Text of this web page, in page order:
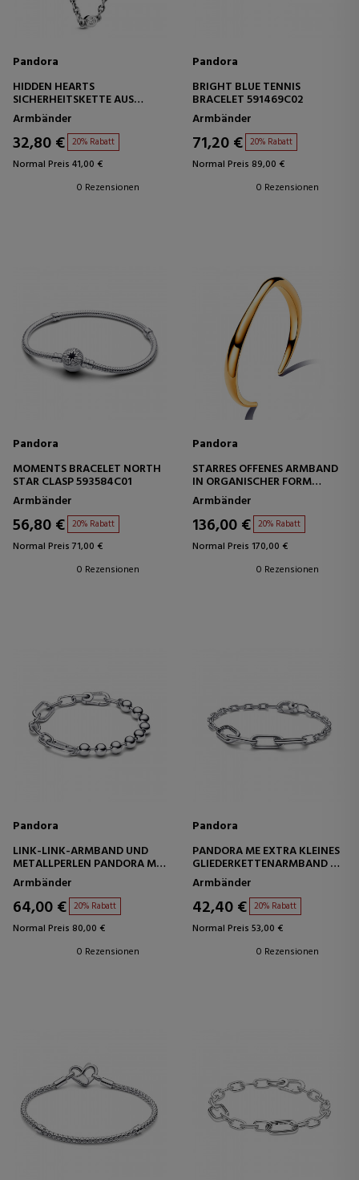
Pandora
HIDDEN HEARTS
SICHERHEITSKETTE AUS
STERLINGSILBER 796457CZ-5
Armbänder
32,80 € 20% Rabatt
Normal Preis 41,00 €
0 Rezensionen
Pandora
BRIGHT BLUE TENNIS
BRACELET 591469C02
Armbänder
71,20 € 20% Rabatt
Normal Preis 89,00 €
0 Rezensionen
Pandora
MOMENTS BRACELET NORTH
STAR CLASP 593584C01
Armbänder
56,80 € 20% Rabatt
Normal Preis 71,00 €
0 Rezensionen
Pandora
STARRES OFFENES ARMBAND
IN ORGANISCHER FORM
563310C00
Armbänder
136,00 € 20% Rabatt
Normal Preis 170,00 €
0 Rezensionen
Pandora
LINK-LINK-ARMBAND UND
METALLPERLEN PANDORA ME
592793C00
Armbänder
64,00 € 20% Rabatt
Normal Preis 80,00 €
0 Rezensionen
Pandora
PANDORA ME EXTRA KLEINES
GLIEDERKETTENARMBAND ME
592340C00
Armbänder
42,40 € 20% Rabatt
Normal Preis 53,00 €
0 Rezensionen